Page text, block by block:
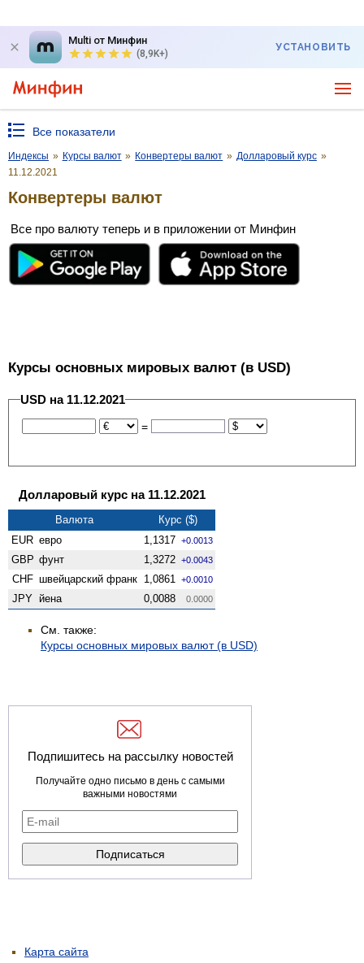
Multi от Минфин
(8,9K+)
УСТАНОВИТЬ
Все показатели
Индексы » Курсы валют » Конвертеры валют » Долларовый курс »
11.12.2021
Конвертеры валют
Все про валюту теперь и в приложении от Минфин
Курсы основных мировых валют (в USD)
USD на 11.12.2021
=
Долларовый курс на 11.12.2021
Валюта
Курс ($)
EUR евро 1,1317 +0.0013
GBP фунт 1,3272 +0.0043
CHF швейцарский франк 1,0861 +0.0010
JPY йена 0,0088 0.0000
См. также:
Курсы основных мировых валют (в USD)
Подпишитесь на рассылку новостей
Получайте одно письмо в день с самыми
важными новостями
Карта сайта